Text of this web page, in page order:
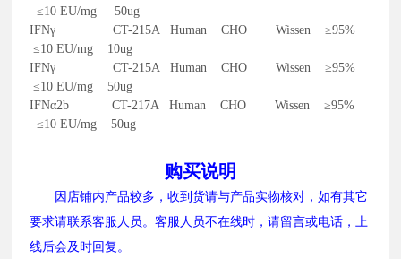
≤10 EU/mg 50ug
IFNγ CT-215A Human CHO Wissen ≥95%
≤10 EU/mg 10ug
IFNγ CT-215A Human CHO Wissen ≥95%
≤10 EU/mg 50ug
IFNα2b CT-217A Human CHO Wissen ≥95%
≤10 EU/mg 50ug
购买说明
因店铺内产品较多，收到货请与产品实物核对，如有其它
要求请联系客服人员。客服人员不在线时，请留言或电话，上
线后会及时回复。